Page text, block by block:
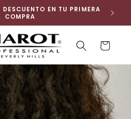
DESCUENTO EN TU PRIMERA
COMPRA
Buscar Carrito